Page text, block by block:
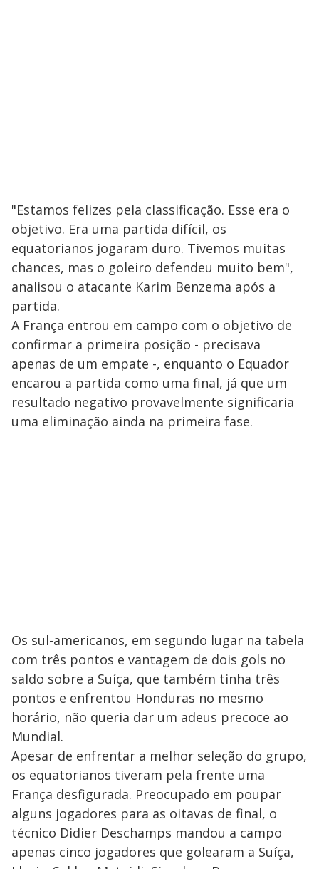
"Estamos felizes pela classificação. Esse era o
objetivo. Era uma partida difícil, os
equatorianos jogaram duro. Tivemos muitas
chances, mas o goleiro defendeu muito bem",
analisou o atacante Karim Benzema após a
partida.
A França entrou em campo com o objetivo de
confirmar a primeira posição - precisava
apenas de um empate -, enquanto o Equador
encarou a partida como uma final, já que um
resultado negativo provavelmente significaria
uma eliminação ainda na primeira fase.
Os sul-americanos, em segundo lugar na tabela
com três pontos e vantagem de dois gols no
saldo sobre a Suíça, que também tinha três
pontos e enfrentou Honduras no mesmo
horário, não queria dar um adeus precoce ao
Mundial.
Apesar de enfrentar a melhor seleção do grupo,
os equatorianos tiveram pela frente uma
França desfigurada. Preocupado em poupar
alguns jogadores para as oitavas de final, o
técnico Didier Deschamps mandou a campo
apenas cinco jogadores que golearam a Suíça,